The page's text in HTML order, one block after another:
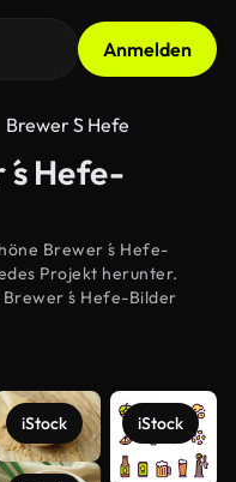
Anmelden
Brewer ́S Hefe
́s Hefe-
Brewer ́s Hefe-
Projekt herunter.
́s Hefe-Bilder
iStock iStock